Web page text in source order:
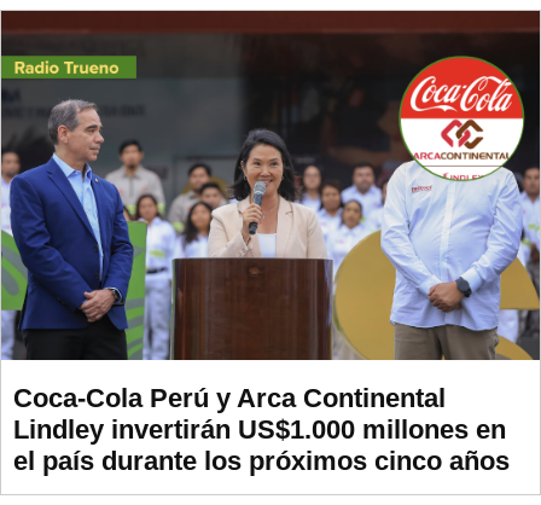
Coca-Cola Perú y Arca Continental
Lindley invertirán US$1.000 millones en
el país durante los próximos cinco años